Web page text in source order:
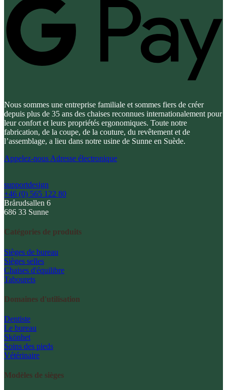
Nous sommes une entreprise familiale et sommes fiers de créer
depuis plus de 35 ans des chaises reconnues internationalement pour
leur confort et leurs propriétés ergonomiques. Toute notre
fabrication, de la coupe, de la couture, du revêtement et de
l’assemblage, a lieu dans notre usine de Sunne en Suède.
Appelez-nous Adresse électronique
supportdesign
+46 (0) 565 122 80
Brårudsallen 6
686 33 Sunne
Catégories de produits
Sièges de bureau
Sièges selles
Chaises d'équilibre
Tabourets
Domaines d'utilisation
Dentiste
Le bureau
Skönhet
Soins des pieds
Vétérinaire
Modèles de sièges